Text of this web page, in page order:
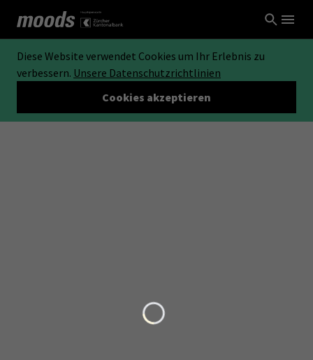
Diese Website verwendet Cookies um Ihr Erlebnis zu
verbessern. Unsere Datenschutzrichtlinien
Cookies akzeptieren